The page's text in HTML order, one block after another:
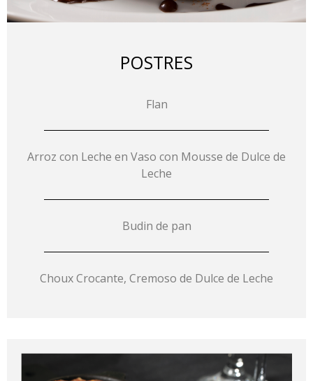
POSTRES
Flan
Arroz con Leche en Vaso con Mousse de Dulce de
Leche
Budin de pan
Choux Crocante, Cremoso de Dulce de Leche